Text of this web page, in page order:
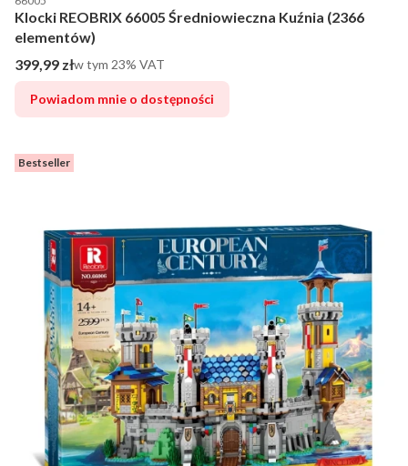
Klocki REOBRIX 66005 Średniowieczna Kuźnia (2366
elementów)
Cena brutto
399,99 złw tym %s VAT
w tym 23% VAT
Powiadom mnie o dostępności
Bestseller